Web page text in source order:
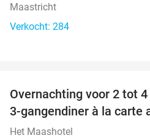
Maastricht
Verkocht: 284
Overnachting voor 2 tot
3-gangendiner à la carte
Het Maashotel